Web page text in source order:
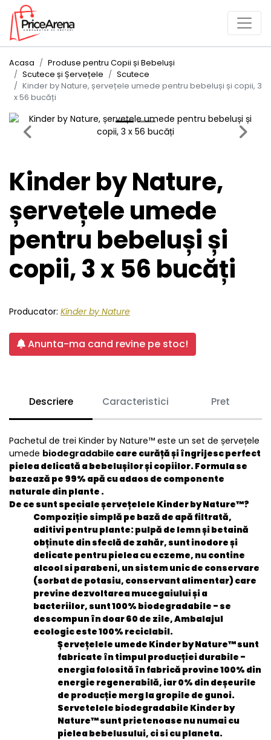
Acasa
Produse pentru Copii și Bebeluși
Scutece și Șervețele
Scutece
Kinder by Nature, șervețele umede pentru bebeluși și copii, 3
x 56 bucăți
Previous Next
Kinder by Nature,
șervețele umede
pentru bebeluși și
copii, 3 x 56 bucăți
Producator: Kinder by Nature
Anunta-ma cand revine pe stoc!
Descriere Caracteristici Pret
Pachetul de trei Kinder by Nature™ este un set de șervețele
umede biodegradabile care curăță și îngrijesc perfect
pielea delicată a bebelușilor și copiilor.Formula se
bazează pe 99% apă cu adaos de componente
naturale din plante .
De ce sunt speciale șervețelele Kinder by Nature™?
Compoziție simplă pe bază de apă filtrată,
aditivi pentru plante: pulpă de lemn și betaină
obținute din sfeclă de zahăr, sunt inodore și
delicate pentru pielea cu eczeme, nu contine
alcool si parabeni, un sistem unic de conservare
(sorbat de potasiu, conservant alimentar) care
previne dezvoltarea mucegaiului și a
bacteriilor, sunt 100% biodegradabile - se
descompun în doar 60 de zile, Ambalajul
ecologic este 100% reciclabil.
Șervețelele umede Kinder by Nature™ sunt
fabricate în timpul producției durabile -
energia folosită în fabrică provine 100% din
energie regenerabilă, iar 0% din deșeurile
de producție merg la gropile de gunoi.
Servetelele biodegradabile Kinder by
Nature™ sunt prietenoase nu numai cu
pielea bebelusului, ci si cu planeta.